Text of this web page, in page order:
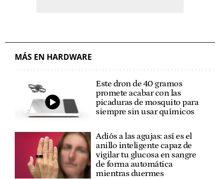
MÁS EN HARDWARE
Este dron de 40 gramos
promete acabar con las
picaduras de mosquito para
siempre sin usar químicos
Adiós a las agujas: así es el
anillo inteligente capaz de
vigilar tu glucosa en sangre
de forma automática
mientras duermes